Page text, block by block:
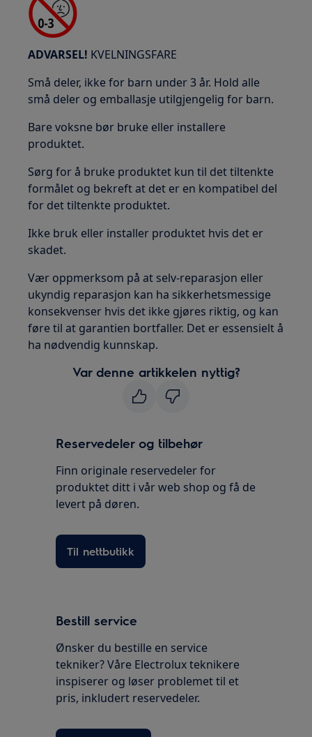
ADVARSEL! KVELNINGSFARE
Små deler, ikke for barn under 3 år. Hold alle
små deler og emballasje utilgjengelig for barn.
Bare voksne bør bruke eller installere
produktet.
Sørg for å bruke produktet kun til det tiltenkte
formålet og bekreft at det er en kompatibel del
for det tiltenkte produktet.
Ikke bruk eller installer produktet hvis det er
skadet.
Vær oppmerksom på at selv-reparasjon eller
ukyndig reparasjon kan ha sikkerhetsmessige
konsekvenser hvis det ikke gjøres riktig, og kan
føre til at garantien bortfaller. Det er essensielt å
ha nødvendig kunnskap.
Var denne artikkelen nyttig?
Reservedeler og tilbehør
Finn originale reservedeler for
produktet ditt i vår web shop og få de
levert på døren.
Til nettbutikk
Bestill service
Ønsker du bestille en service
tekniker? Våre Electrolux teknikere
inspiserer og løser problemet til et
pris, inkludert reservedeler.